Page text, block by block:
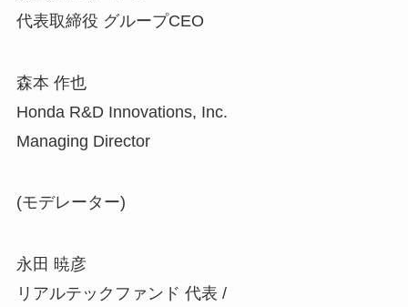
代表取締役 グループCEO
森本 作也
Honda R&D Innovations, Inc.
Managing Director
(モデレーター)
永田 暁彦
リアルテックファンド 代表 /